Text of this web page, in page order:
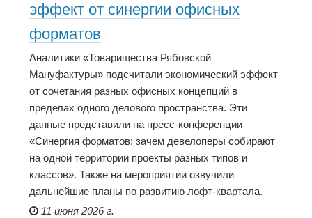
эффект от синергии офисных
форматов
Аналитики «Товарищества Рябовской
Мануфактуры» подсчитали экономический эффект
от сочетания разных офисных концепций в
пределах одного делового пространства. Эти
данные представили на пресс-конференции
«Синергия форматов: зачем девелоперы собирают
на одной территории проекты разных типов и
классов». Также на мероприятии озвучили
дальнейшие планы по развитию лофт-квартала.
11 июня 2026 г.